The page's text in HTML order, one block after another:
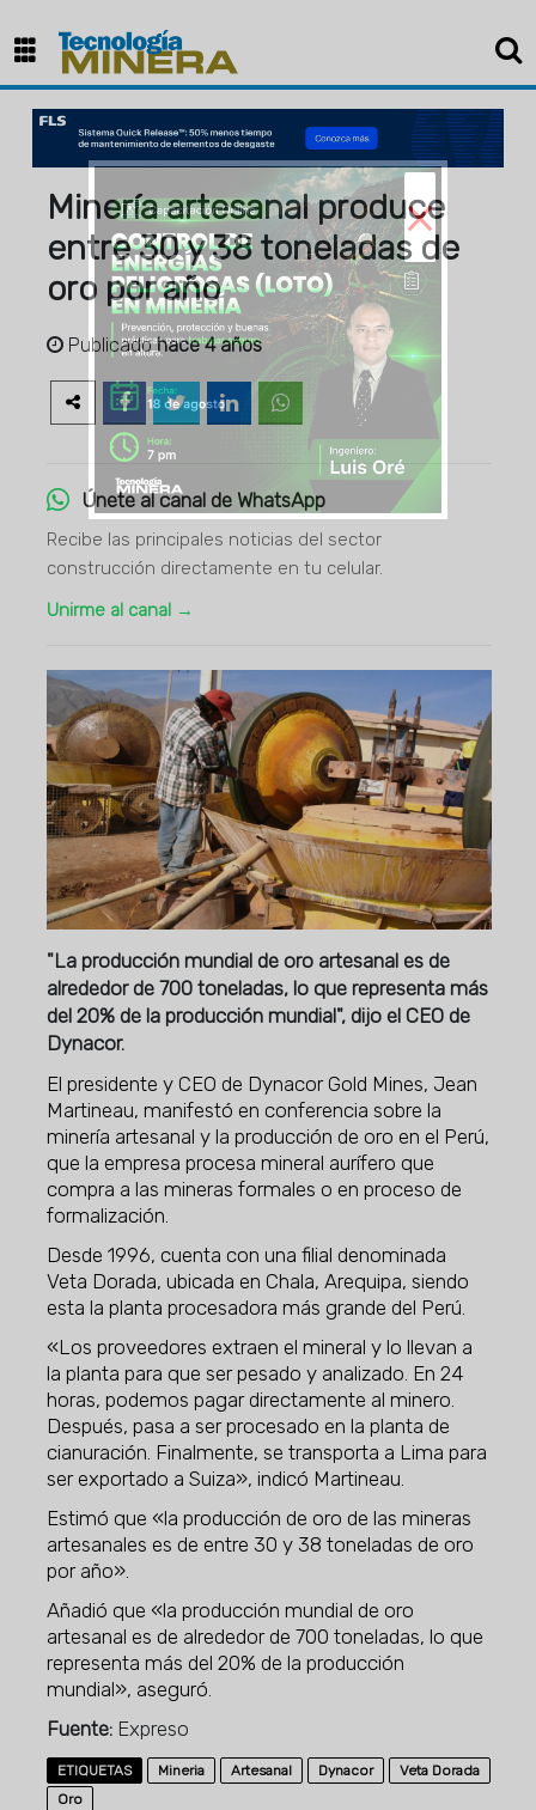
Minería artesanal produce
entre 30 y 38 toneladas de
oro por año
Publicadohace 4 años
Únete al canal de WhatsApp
Recibe las principales noticias del sector
construcción directamente en tu celular.
Unirme al canal →
"La producción mundial de oro artesanal es de
alrededor de 700 toneladas, lo que representa más
del 20% de la producción mundial", dijo el CEO de
Dynacor.
El presidente y CEO de Dynacor Gold Mines, Jean
Martineau, manifestó en conferencia sobre la
minería artesanal y la producción de oro en el Perú,
que la empresa procesa mineral aurífero que
compra a las mineras formales o en proceso de
formalización.
Desde 1996, cuenta con una filial denominada
Veta Dorada, ubicada en Chala, Arequipa, siendo
esta la planta procesadora más grande del Perú.
«Los proveedores extraen el mineral y lo llevan a
la planta para que ser pesado y analizado. En 24
horas, podemos pagar directamente al minero.
Después, pasa a ser procesado en la planta de
cianuración. Finalmente, se transporta a Lima para
ser exportado a Suiza», indicó Martineau.
Estimó que «la producción de oro de las mineras
artesanales es de entre 30 y 38 toneladas de oro
por año».
Añadió que «la producción mundial de oro
artesanal es de alrededor de 700 toneladas, lo que
representa más del 20% de la producción
mundial», aseguró.
Fuente: Expreso
ETIQUETAS Mineria Artesanal Dynacor
Veta Dorada
Oro
×